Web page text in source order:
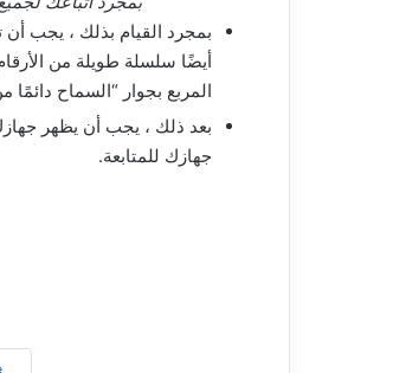
أيضًا سلسلة طويلة من
المربع بجوار “السماح
جهازك للمتابعة.